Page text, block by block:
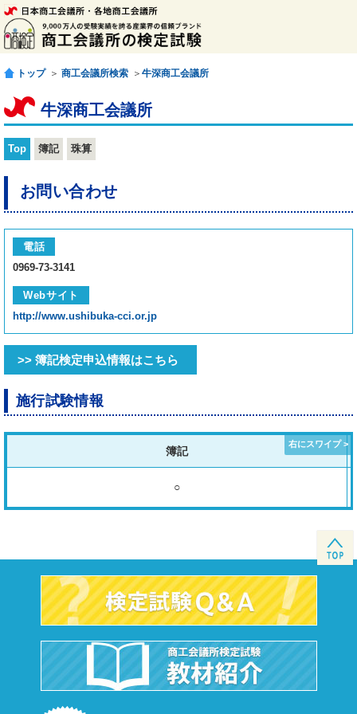
トップ ＞ 商工会議所検索 ＞ 牛深商工会議所
牛深商工会議所
Top 簿記 珠算
お問い合わせ
電話
0969-73-3141
Webサイト
http://www.ushibuka-cci.or.jp
>> 簿記検定申込情報はこちら
施行試験情報
簿記
○